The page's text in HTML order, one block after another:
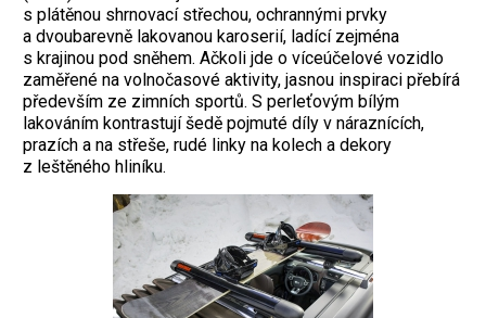
s plátěnou shrnovací střechou, ochrannými prvky
a dvoubarevně lakovanou karoserií, ladící zejména
s krajinou pod sněhem. Ačkoli jde o víceúčelové vozidlo
zaměřené na volnočasové aktivity, jasnou inspiraci přebírá
především ze zimních sportů. S perleťovým bílým
lakováním kontrastují šedě pojmuté díly v náraznících,
prazích a na střeše, rudé linky na kolech a dekory
z leštěného hliníku.